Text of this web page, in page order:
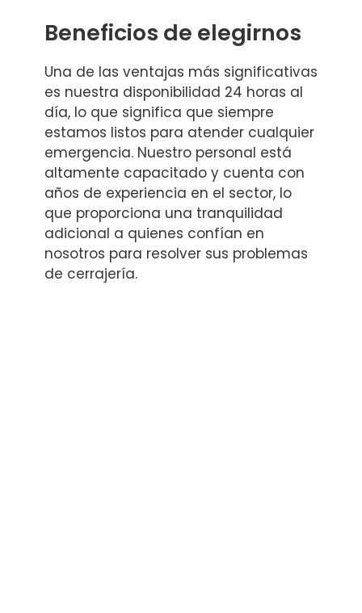
Beneficios de elegirnos
Una de las ventajas más significativas
es nuestra disponibilidad 24 horas al
día, lo que significa que siempre
estamos listos para atender cualquier
emergencia. Nuestro personal está
altamente capacitado y cuenta con
años de experiencia en el sector, lo
que proporciona una tranquilidad
adicional a quienes confían en
nosotros para resolver sus problemas
de cerrajería.